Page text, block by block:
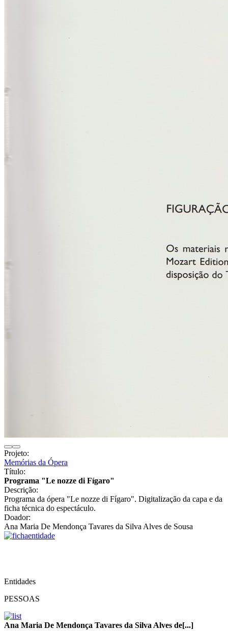
Projeto:
Memórias da Ópera
Título:
Programa "Le nozze di Fígaro"
Descrição:
Programa da ópera "Le nozze di Fígaro". Digitalização da capa e da
ficha técnica do espectáculo.
Doador:
Ana Maria De Mendonça Tavares da Silva Alves de Sousa
Entidades
PESSOAS
Ana Maria De Mendonça Tavares da Silva Alves de[...]